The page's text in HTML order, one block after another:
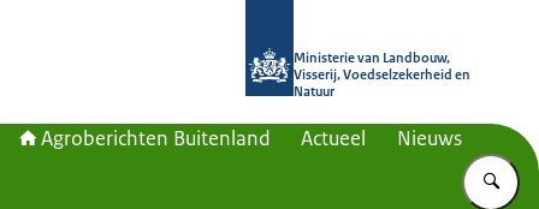
Ministerie van Landbouw,
Visserij, Voedselzekerheid en
Natuur
Agroberichten Buitenland Actueel Nieuws